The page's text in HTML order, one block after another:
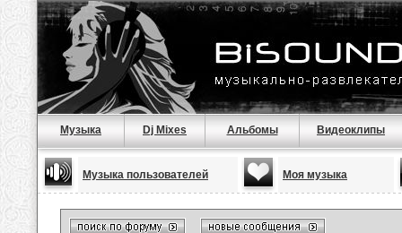
Музыка Dj Mixes Альбомы Видеоклипы
Музыка пользователей Моя музыка